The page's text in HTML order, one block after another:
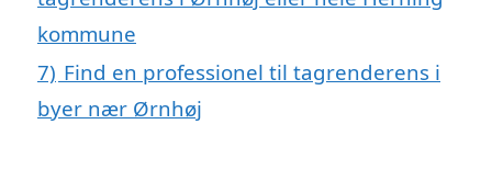
kommune
7) Find en professionel til tagrenderens i
byer nær Ørnhøj